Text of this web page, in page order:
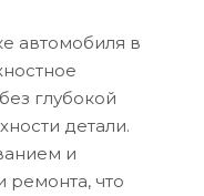
автомобиля в
глубокой
детали.
и
ремонта, что